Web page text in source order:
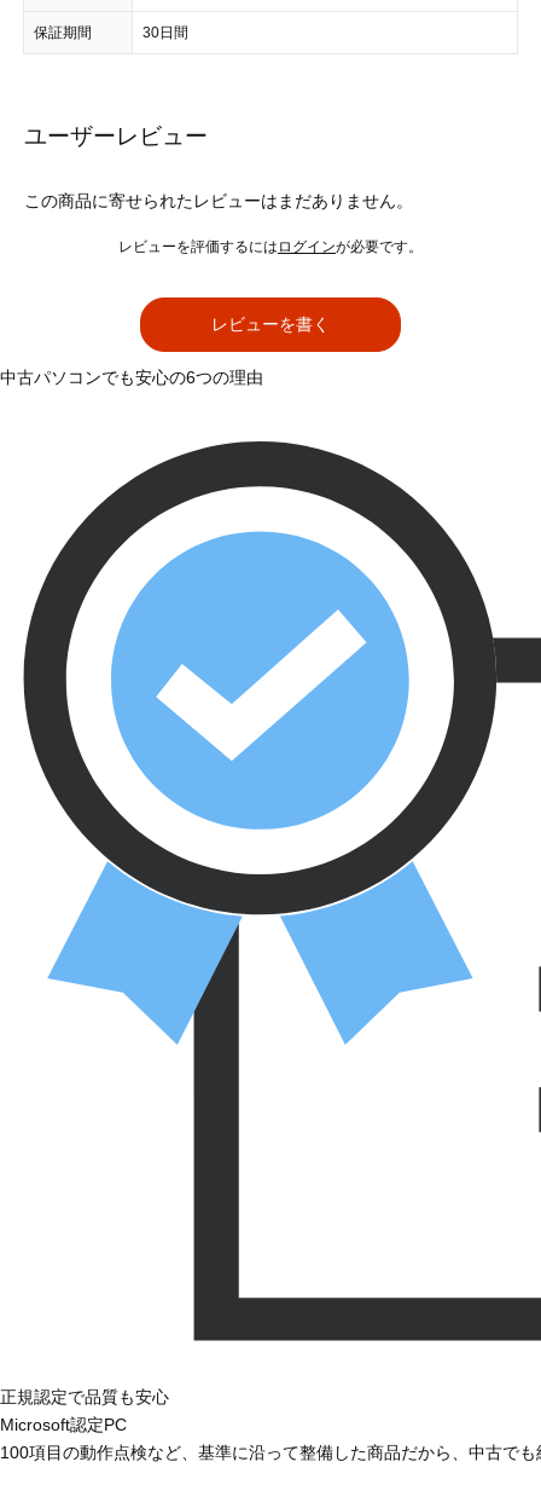
保証期間 30日間
ユーザーレビュー
この商品に寄せられたレビューはまだありません。
レビューを評価するには ログインが必要です。
レビューを書く
中古パソコンでも安心の6つの理由
正規認定で品質も安心
Microsoft認定PC
100項目の動作点検など、基準に沿って整備した商品だから、中古で